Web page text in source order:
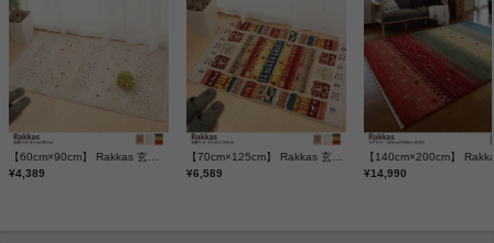
¥4,389
【70cm×125cm】 Rakkas 玄関マット
¥6,589
¥14,990